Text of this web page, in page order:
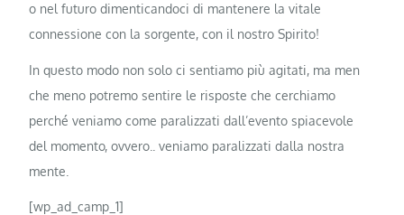
o nel futuro dimenticandoci di mantenere la vitale
connessione con la sorgente, con il nostro Spirito!
In questo modo non solo ci sentiamo più agitati, ma men
che meno potremo sentire le risposte che cerchiamo
perché veniamo come paralizzati dall’evento spiacevole
del momento, ovvero.. veniamo paralizzati dalla nostra
mente.
[wp_ad_camp_1]